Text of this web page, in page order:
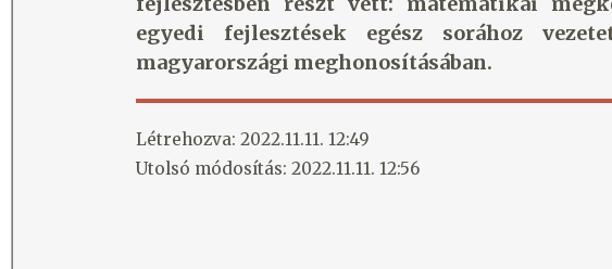
egyedi fejlesztések egész sorához
magyarországi meghonosításában.
Létrehozva: 2022.11.11. 12:49
Utolsó módosítás: 2022.11.11. 12:56